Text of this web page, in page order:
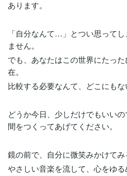
あります。
「自分なんて…」とつい思って
ません。
でも、あなたはこの世界にたっ
在。
比較する必要なんて、どこにもな
どうか今日、少しだけでもいい
間をつくってあげてください。
鏡の前で、自分に微笑みかけてみ
やさしい音楽を流して、心をゆる